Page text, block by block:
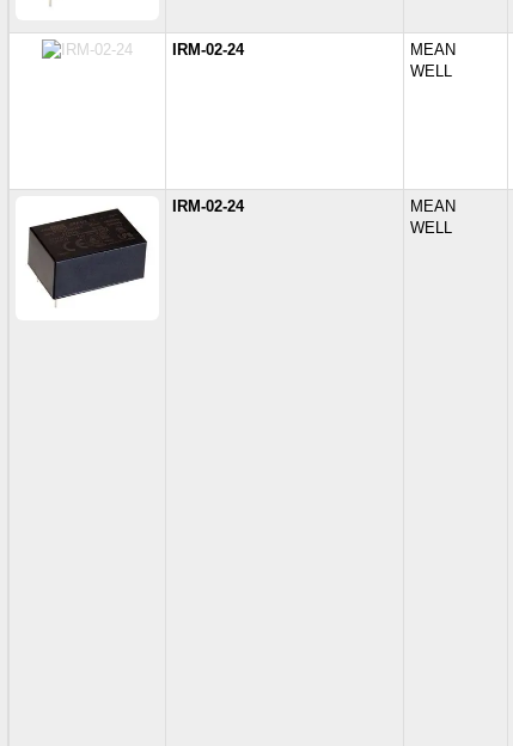
IRM-02-24
MEAN
WELL
IRM-02-24
MEAN
WELL